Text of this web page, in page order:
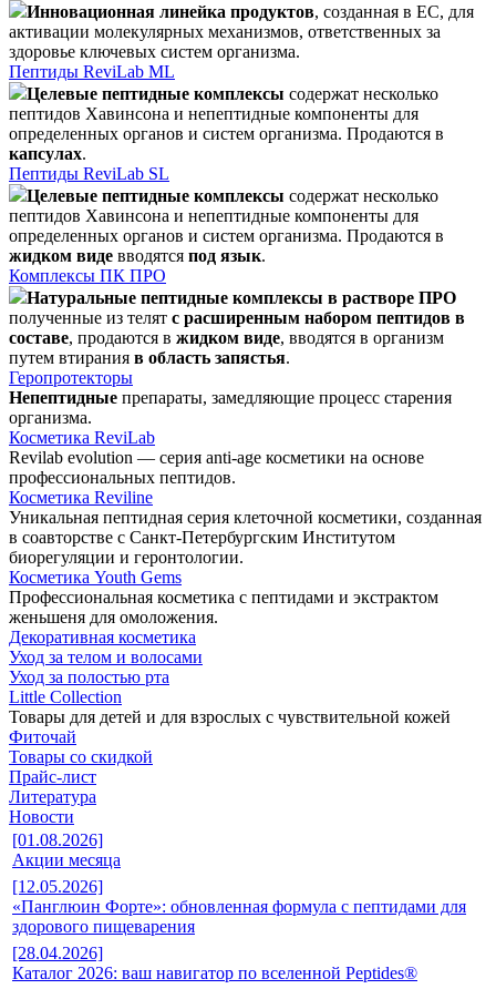
Инновационная линейка продуктов, созданная в ЕС, для
активации молекулярных механизмов, ответственных за
здоровье ключевых систем организма.
Пептиды ReviLab ML
Целевые пептидные комплексы содержат несколько
пептидов Хавинсона и непептидные компоненты для
определенных органов и систем организма. Продаются в
капсулах.
Пептиды ReviLab SL
Целевые пептидные комплексы содержат несколько
пептидов Хавинсона и непептидные компоненты для
определенных органов и систем организма. Продаются в
жидком виде вводятся под язык.
Комплексы ПК ПРО
Натуральные пептидные комплексы в растворе ПРО
полученные из телят с расширенным набором пептидов в
составе, продаются в жидком виде, вводятся в организм
путем втирания в область запястья.
Геропротекторы
Непептидные препараты, замедляющие процесс старения
организма.
Косметика ReviLab
Revilab evolution — серия anti-age косметики на основе
профессиональных пептидов.
Косметика Reviline
Уникальная пептидная серия клеточной косметики, созданная
в соавторстве с Санкт-Петербургским Институтом
биорегуляции и геронтологии.
Косметика Youth Gems
Профессиональная косметика с пептидами и экстрактом
женьшеня для омоложения.
Декоративная косметика
Уход за телом и волосами
Уход за полостью рта
Little Collection
Товары для детей и для взрослых с чувствительной кожей
Фиточай
Товары со скидкой
Прайс-лист
Литература
Новости
[01.08.2026]
Акции месяца
[12.05.2026]
«Панглюин Форте»: обновленная формула с пептидами для
здорового пищеварения
[28.04.2026]
Каталог 2026: ваш навигатор по вселенной Peptides®